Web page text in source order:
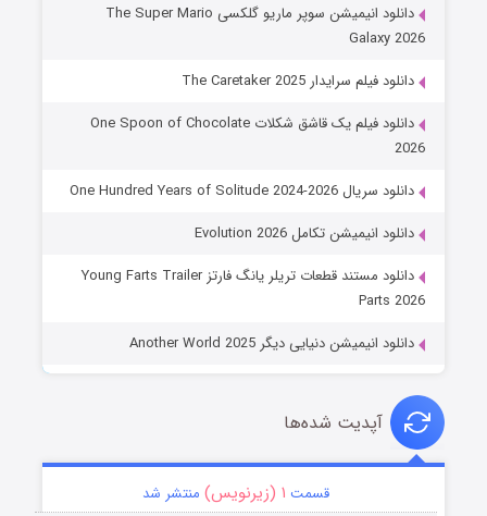
دانلود انیمیشن سوپر ماریو گلکسی The Super Mario
Galaxy 2026
دانلود فیلم سرایدار The Caretaker 2025
دانلود فیلم یک قاشق شکلات One Spoon of Chocolate
2026
دانلود سریال One Hundred Years of Solitude 2024-2026
دانلود انیمیشن تکامل Evolution 2026
دانلود مستند قطعات تریلر یانگ فارتز Young Farts Trailer
Parts 2026
دانلود انیمیشن دنیایی دیگر Another World 2025
آپدیت شده‌ها
قسمت ۱ (زیرنویس) منتشر شد